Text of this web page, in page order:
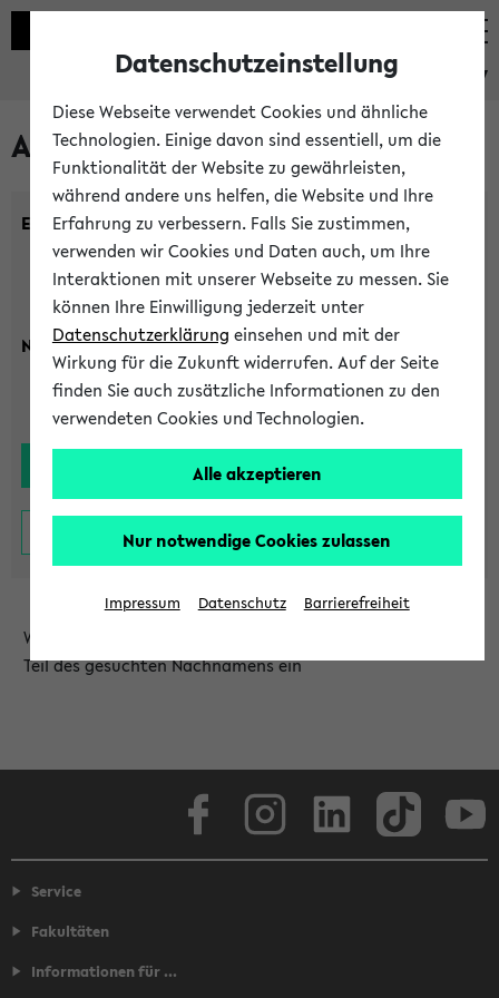
eKVV
Alle Lehrenden
Einrichtung:
Nachname:
Wählen Sie die Einrichtung aus und/oder geben Sie einen
Teil des gesuchten Nachnamens ein
Service
Fakultäten
Informationen für ...
Datenschutzeinstellung
Diese Webseite verwendet Cookies und ähnliche
Technologien. Einige davon sind essentiell, um die
Funktionalität der Website zu gewährleisten,
während andere uns helfen, die Website und Ihre
Erfahrung zu verbessern. Falls Sie zustimmen,
verwenden wir Cookies und Daten auch, um Ihre
Interaktionen mit unserer Webseite zu messen. Sie
können Ihre Einwilligung jederzeit unter
Datenschutzerklärung einsehen und mit der
Wirkung für die Zukunft widerrufen. Auf der Seite
finden Sie auch zusätzliche Informationen zu den
verwendeten Cookies und Technologien.
Alle akzeptieren
Nur notwendige Cookies zulassen
Impressum Datenschutz Barrierefreiheit